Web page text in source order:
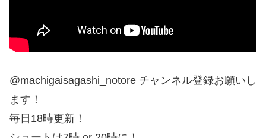
@machigaisagashi_notore チャンネル登録お願いし
ます！
毎日18時更新！